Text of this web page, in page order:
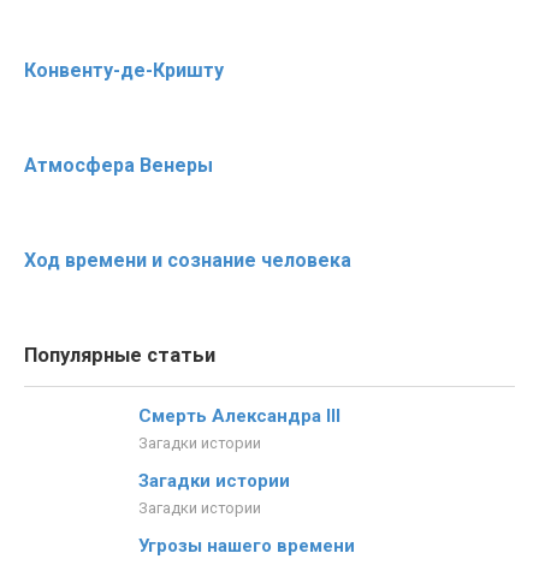
Конвенту-де-Кришту
Атмосфера Венеры
Ход времени и сознание человека
Популярные статьи
Смерть Александра III
Загадки истории
Загадки истории
Загадки истории
Угрозы нашего времени